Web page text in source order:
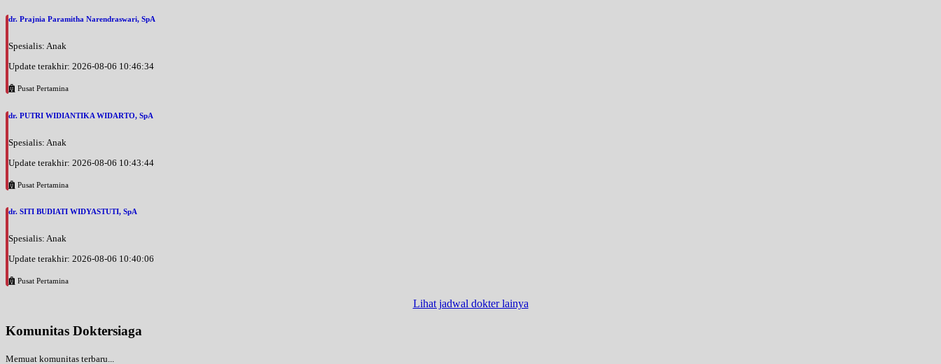
dr. Prajnia Paramitha Narendraswari, SpA
Spesialis: Anak
Update terakhir: 2026-08-06 10:46:34
Pusat Pertamina
dr. PUTRI WIDIANTIKA WIDARTO, SpA
Spesialis: Anak
Update terakhir: 2026-08-06 10:43:44
Pusat Pertamina
dr. SITI BUDIATI WIDYASTUTI, SpA
Spesialis: Anak
Update terakhir: 2026-08-06 10:40:06
Pusat Pertamina
Lihat jadwal dokter lainya
Komunitas Doktersiaga
Memuat komunitas terbaru...